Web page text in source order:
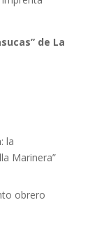
de La
la
Marinera”
obrero